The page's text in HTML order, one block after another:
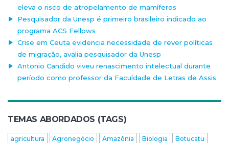
eleva o risco de atropelamento de mamíferos
Pesquisador da Unesp é primeiro brasileiro indicado ao
programa ACS Fellows
Crise em Ceuta evidencia necessidade de rever políticas
de migração, avalia pesquisador da Unesp
Antonio Candido viveu renascimento intelectual durante
período como professor da Faculdade de Letras de Assis
TEMAS ABORDADOS (TAGS)
agricultura Agronegócio Amazônia Biologia
Botucatu